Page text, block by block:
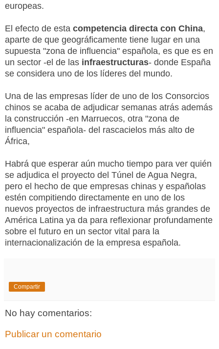
europeas.
El efecto de esta competencia directa con China,
aparte de que geográficamente tiene lugar en una
supuesta "zona de influencia" española, es que es en
un sector -el de las infraestructuras- donde España
se considera uno de los líderes del mundo.
Una de las empresas líder de uno de los Consorcios
chinos se acaba de adjudicar semanas atrás además
la construcción -en Marruecos, otra "zona de
influencia" española- del rascacielos más alto de
África,
Habrá que esperar aún mucho tiempo para ver quién
se adjudica el proyecto del Túnel de Agua Negra,
pero el hecho de que empresas chinas y españolas
estén compitiendo directamente en uno de los
nuevos proyectos de infraestructura más grandes de
América Latina ya da para reflexionar profundamente
sobre el futuro en un sector vital para la
internacionalización de la empresa española.
Compartir
No hay comentarios:
Publicar un comentario